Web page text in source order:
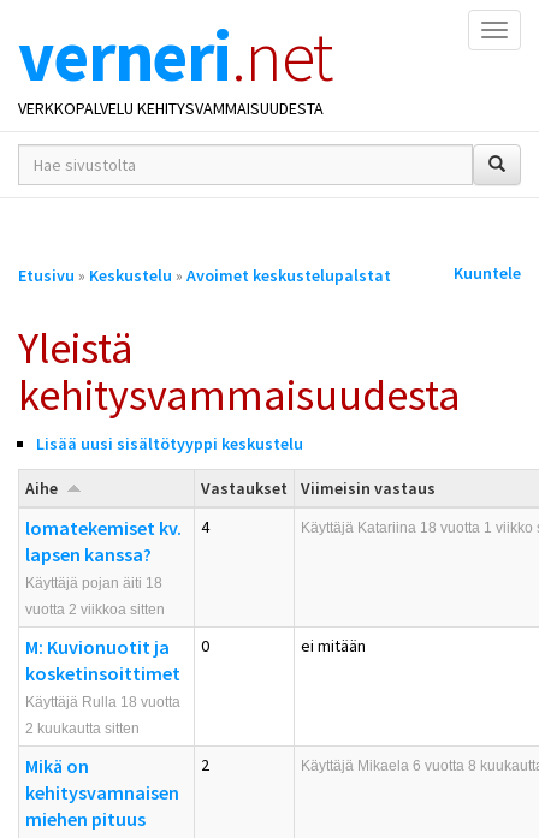
verneri.net
VERKKOPALVELU KEHITYSVAMMAISUUDESTA
hakusana(t)
*
Olet
Etusivu » Keskustelu » Avoimet keskustelupalstat Kuuntele
Yleistä
kehitysvammaisuudesta
Lisää uusi sisältötyyppi keskustelu
Aihe Vastaukset Viimeisin vastaus
lomatekemiset kv.
lapsen kanssa?
Käyttäjä pojan äiti 18
vuotta 2 viikkoa sitten
4 Käyttäjä Katariina 18 vuotta 1 viikko
M: Kuvionuotit ja
kosketinsoittimet
Käyttäjä Rulla 18 vuotta
2 kuukautta sitten
0 ei mitään
Mikä on
kehitysvamnaisen
miehen pituus
2 Käyttäjä Mikaela 6 vuotta 8